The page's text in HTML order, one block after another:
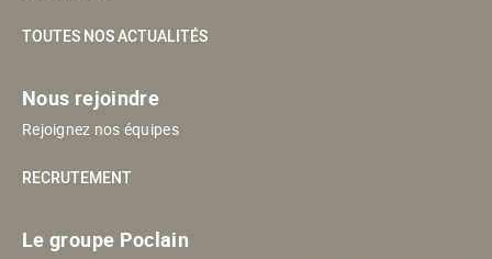
TOUTES NOS ACTUALITÉS
Nous rejoindre
Rejoignez nos équipes
RECRUTEMENT
Le groupe Poclain